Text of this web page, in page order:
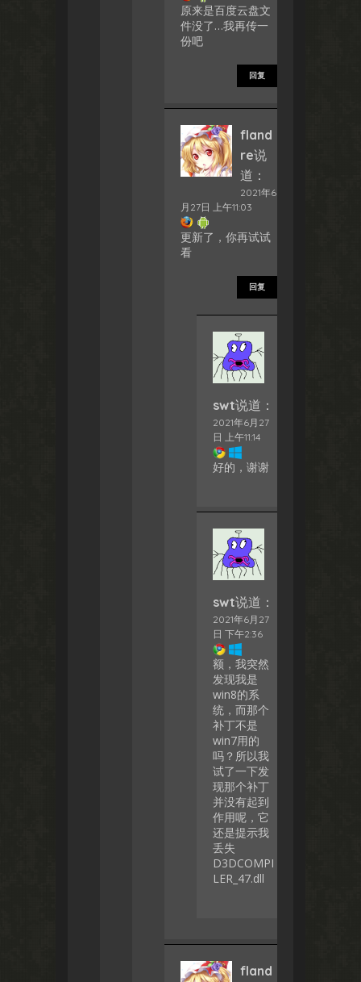
原来是百度云盘文
件没了…我再传一
份吧
回复
fland
re说
道：
2021年6
月27日 上午11:03
更新了，你再试试
看
回复
swt说道：
2021年6月27
日 上午11:14
好的，谢谢
swt说道：
2021年6月27
日 下午2:36
额，我突然
发现我是
win8的系
统，而那个
补丁不是
win7用的
吗？所以我
试了一下发
现那个补丁
并没有起到
作用呢，它
还是提示我
丢失
D3DCOMPI
LER_47.dll
fland